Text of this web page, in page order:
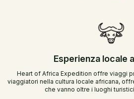
Esperienza locale
Heart of Africa Expedition offre viaggi
viaggiatori nella cultura locale africana,
che vanno oltre i luoghi